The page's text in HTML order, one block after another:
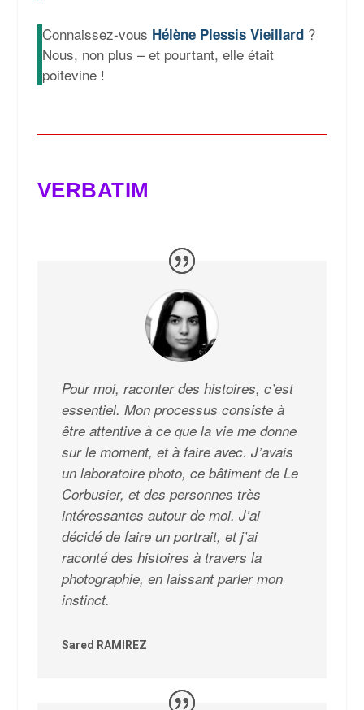
Connaissez-vous Hélène Plessis Vieillard?
Nous, non plus – et pourtant, elle était
poitevine!
VERBATIM
Pour moi, raconter des histoires, c’est
essentiel. Mon processus consiste à
être attentive à ce que la vie me donne
sur le moment, et à faire avec. J’avais
un laboratoire photo, ce bâtiment de Le
Corbusier, et des personnes très
intéressantes autour de moi. J’ai
décidé de faire un portrait, et j’ai
raconté des histoires à travers la
photographie, en laissant parler mon
instinct.
Sared RAMIREZ